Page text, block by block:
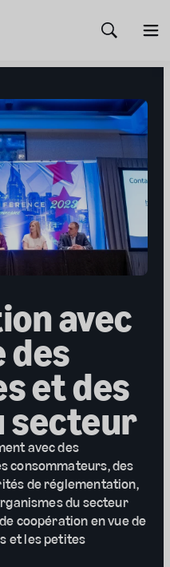
Show
avec
des
et des
secteur
avec des
consommateurs, des
de réglementation,
du secteur
coopération en vue de
et les petites